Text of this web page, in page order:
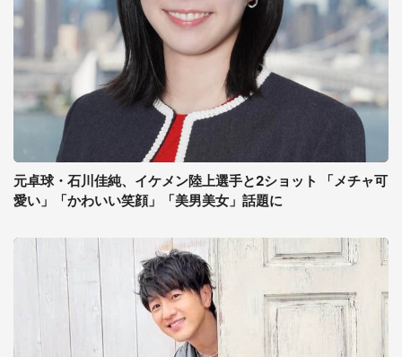
元卓球・石川佳純、イケメン陸上選手と2ショット 「メチャ可
愛い」「かわいい笑顔」「美男美女」話題に